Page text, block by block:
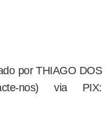
por THIAGO DOS
nos) via PIX: